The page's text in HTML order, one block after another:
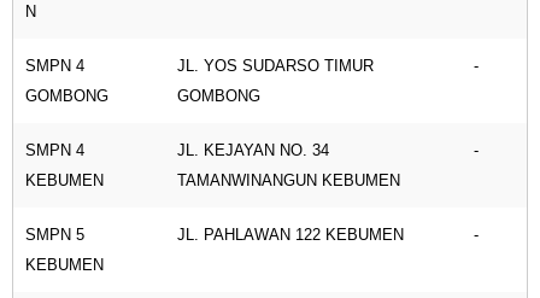
N
SMPN 4
GOMBONG
JL. YOS SUDARSO TIMUR
GOMBONG
-
SMPN 4
KEBUMEN
JL. KEJAYAN NO. 34
TAMANWINANGUN KEBUMEN
-
SMPN 5
KEBUMEN
JL. PAHLAWAN 122 KEBUMEN -